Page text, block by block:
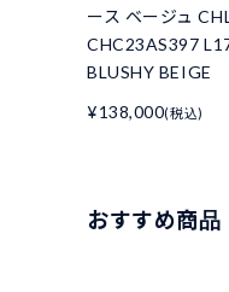
ース ベージュ
CHC23AS397
BLUSHY BEIGE
¥138,000(税込)
おすすめ商品